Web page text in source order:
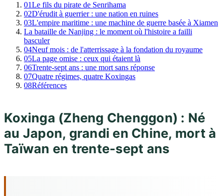
01Le fils du pirate de Senrihama
02D'érudit à guerrier : une nation en ruines
03L'empire maritime : une machine de guerre basée à Xiamen
La bataille de Nanjing : le moment où l'histoire a failli
basculer
04Neuf mois : de l'atterrissage à la fondation du royaume
05La page omise : ceux qui étaient là
06Trente-sept ans : une mort sans réponse
07Quatre régimes, quatre Koxingas
08Références
Koxinga (Zheng Chenggon) : Né
au Japon, grandi en Chine, mort à
Taïwan en trente-sept ans